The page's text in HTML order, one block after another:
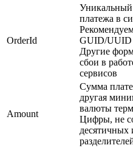
OrderId
платежа в
GUID/UUID
Другие
сбои в
сервисов
Amount
Сумма
другая
валюты
Цифры, не
десятичных